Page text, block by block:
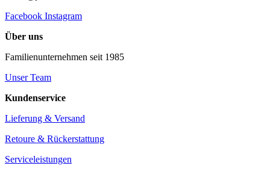
Facebook Instagram
Über uns
Familienunternehmen seit 1985
Unser Team
Kundenservice
Lieferung & Versand
Retoure & Rückerstattung
Serviceleistungen